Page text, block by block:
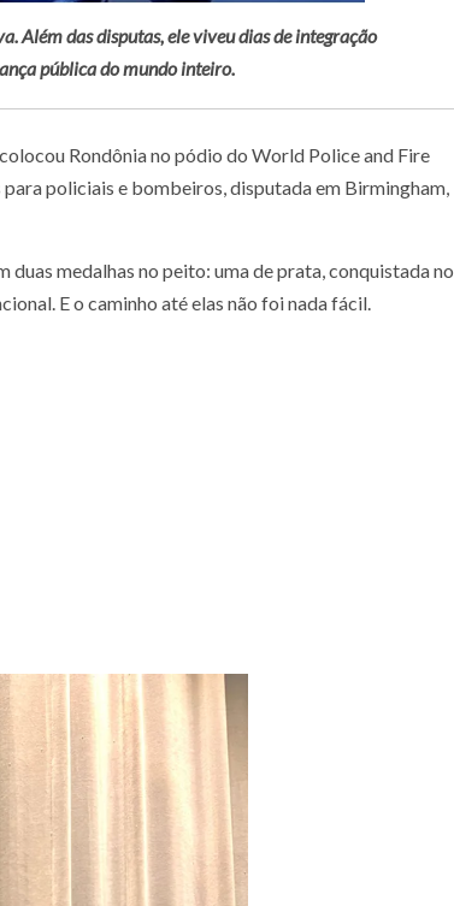
Além das disputas, ele viveu dias de integração
pública do mundo inteiro.
Rondônia no pódio do World Police and Fire
policiais e bombeiros, disputada em Birmingham,
medalhas no peito: uma de prata, conquistada no
E o caminho até elas não foi nada fácil.